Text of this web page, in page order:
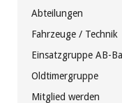
Abteilungen
Fahrzeuge / Technik
Einsatzgruppe AB-
Oldtimergruppe
Mitglied werden